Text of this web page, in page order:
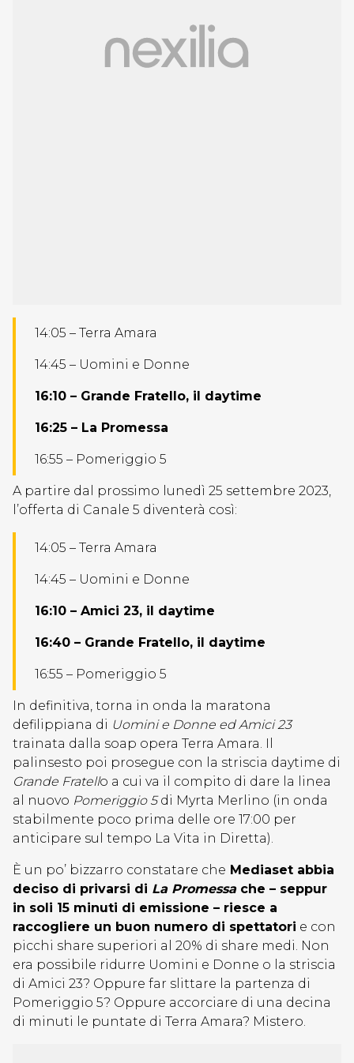
14:05 – Terra Amara
14:45 – Uomini e Donne
16:10 – Grande Fratello, il daytime
16:25 – La Promessa
16:55 – Pomeriggio 5
A partire dal prossimo lunedì 25 settembre 2023,
l’offerta di Canale 5 diventerà così:
14:05 – Terra Amara
14:45 – Uomini e Donne
16:10 – Amici 23, il daytime
16:40 – Grande Fratello, il daytime
16:55 – Pomeriggio 5
In definitiva, torna in onda la maratona
defilippiana di Uomini e Donne ed Amici 23
trainata dalla soap opera Terra Amara. Il
palinsesto poi prosegue con la striscia daytime di
Grande Fratello a cui va il compito di dare la linea
al nuovo Pomeriggio 5di Myrta Merlino (in onda
stabilmente poco prima delle ore 17:00 per
anticipare sul tempo La Vita in Diretta).
È un po’ bizzarro constatare che Mediaset abbia
deciso di privarsi di La Promessa che – seppur
in soli 15 minuti di emissione – riesce a
raccogliere un buon numero di spettatori e con
picchi share superiori al 20% di share medi. Non
era possibile ridurre Uomini e Donne o la striscia
di Amici 23? Oppure far slittare la partenza di
Pomeriggio 5? Oppure accorciare di una decina
di minuti le puntate di Terra Amara? Mistero.